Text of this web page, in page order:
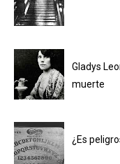
Gladys
muerte
¿Es